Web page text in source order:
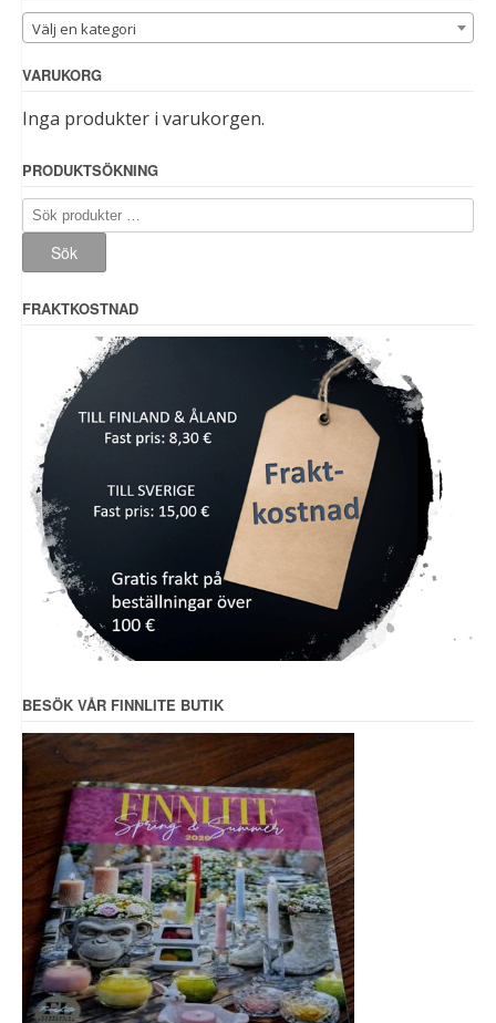
Välj en kategori
VARUKORG
Inga produkter i varukorgen.
PRODUKTSÖKNING
Sök
efter:
Sök
FRAKTKOSTNAD
BESÖK VÅR FINNLITE BUTIK